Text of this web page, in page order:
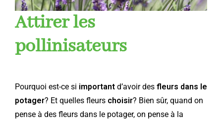
Attirer les
pollinisateurs
Pourquoi est-ce si importantd’avoir des fleurs dans le
potager? Et quelles fleurs choisir? Bien sûr, quand on
pense à des fleurs dans le potager, on pense à la